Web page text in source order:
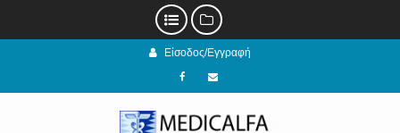
Είσοδος/Εγγραφή
Facebook
email